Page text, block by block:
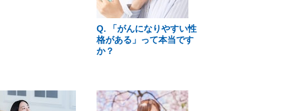
Q. 「がんになりやすい性
格がある」って本当です
か？